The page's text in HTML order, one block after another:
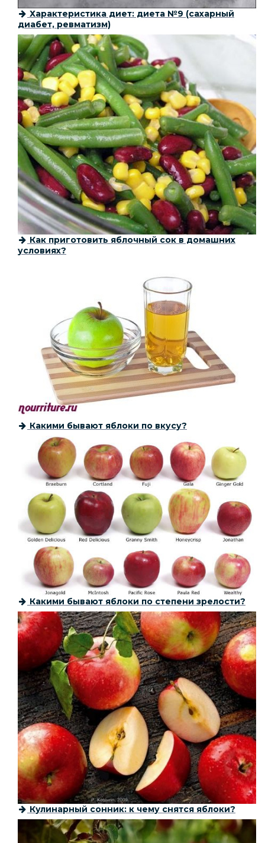
Характеристика диет: диета №9 (сахарный
диабет, ревматизм)
Как приготовить яблочный сок в домашних
условиях?
Какими бывают яблоки по вкусу?
Какими бывают яблоки по степени зрелости?
Кулинарный сонник: к чему снятся яблоки?